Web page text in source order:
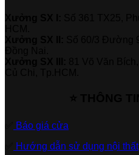
Báo giá cửa
Hướng dẫn sử dụng nội thất